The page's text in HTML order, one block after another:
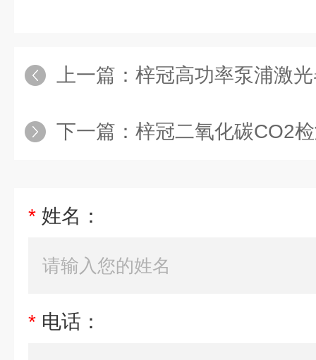
上一篇： 梓冠高功率泵浦激
下一篇： 梓冠二氧化碳CO2
* 姓名：
* 电话：